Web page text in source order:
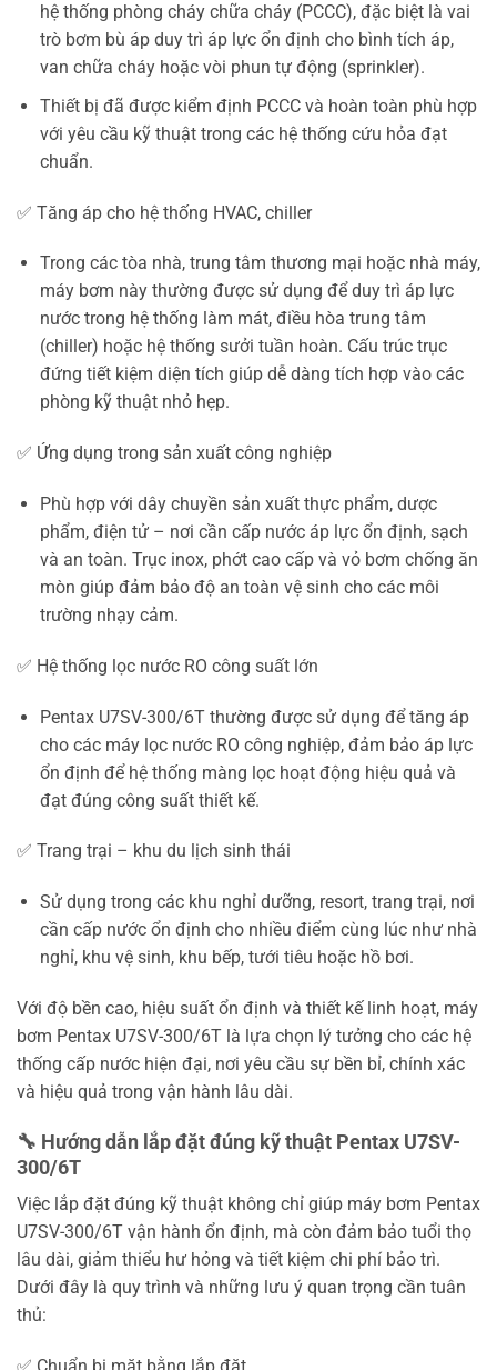
hệ thống phòng cháy chữa cháy (PCCC), đặc biệt là vai
trò bơm bù áp duy trì áp lực ổn định cho bình tích áp,
van chữa cháy hoặc vòi phun tự động (sprinkler).
Thiết bị đã được kiểm định PCCC và hoàn toàn phù hợp
với yêu cầu kỹ thuật trong các hệ thống cứu hỏa đạt
chuẩn.
✅ Tăng áp cho hệ thống HVAC, chiller
Trong các tòa nhà, trung tâm thương mại hoặc nhà máy,
máy bơm này thường được sử dụng để duy trì áp lực
nước trong hệ thống làm mát, điều hòa trung tâm
(chiller) hoặc hệ thống sưởi tuần hoàn. Cấu trúc trục
đứng tiết kiệm diện tích giúp dễ dàng tích hợp vào các
phòng kỹ thuật nhỏ hẹp.
✅ Ứng dụng trong sản xuất công nghiệp
Phù hợp với dây chuyền sản xuất thực phẩm, dược
phẩm, điện tử – nơi cần cấp nước áp lực ổn định, sạch
và an toàn. Trục inox, phớt cao cấp và vỏ bơm chống ăn
mòn giúp đảm bảo độ an toàn vệ sinh cho các môi
trường nhạy cảm.
✅ Hệ thống lọc nước RO công suất lớn
Pentax U7SV-300/6T thường được sử dụng để tăng áp
cho các máy lọc nước RO công nghiệp, đảm bảo áp lực
ổn định để hệ thống màng lọc hoạt động hiệu quả và
đạt đúng công suất thiết kế.
✅ Trang trại – khu du lịch sinh thái
Sử dụng trong các khu nghỉ dưỡng, resort, trang trại, nơi
cần cấp nước ổn định cho nhiều điểm cùng lúc như nhà
nghỉ, khu vệ sinh, khu bếp, tưới tiêu hoặc hồ bơi.
Với độ bền cao, hiệu suất ổn định và thiết kế linh hoạt, máy
bơm Pentax U7SV-300/6T là lựa chọn lý tưởng cho các hệ
thống cấp nước hiện đại, nơi yêu cầu sự bền bỉ, chính xác
và hiệu quả trong vận hành lâu dài.
🔧 Hướng dẫn lắp đặt đúng kỹ thuật Pentax U7SV-
300/6T
Việc lắp đặt đúng kỹ thuật không chỉ giúp máy bơm Pentax
U7SV-300/6T vận hành ổn định, mà còn đảm bảo tuổi thọ
lâu dài, giảm thiểu hư hỏng và tiết kiệm chi phí bảo trì.
Dưới đây là quy trình và những lưu ý quan trọng cần tuân
thủ:
✅ Chuẩn bị mặt bằng lắp đặt